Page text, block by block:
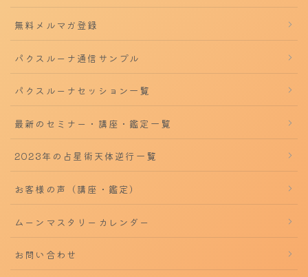
無料メルマガ登録
パクスルーナ通信サンプル
パクスルーナセッション一覧
最新のセミナー・講座・鑑定一覧
2023年の占星術天体逆行一覧
お客様の声（講座・鑑定）
ムーンマスタリーカレンダー
お問い合わせ